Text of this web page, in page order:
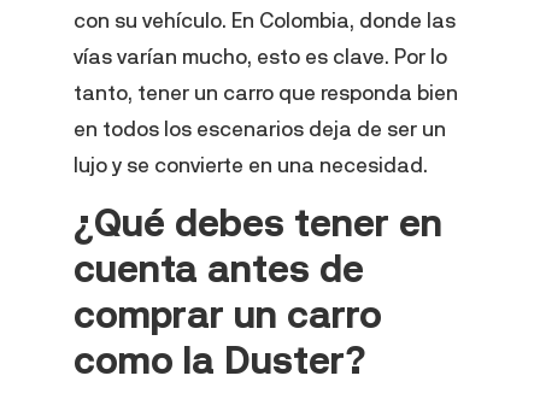
con su vehículo. En Colombia, donde las
vías varían mucho, esto es clave. Por lo
tanto, tener un carro que responda bien
en todos los escenarios deja de ser un
lujo y se convierte en una necesidad.
¿Qué debes tener en
cuenta antes de
comprar un carro
como la Duster?